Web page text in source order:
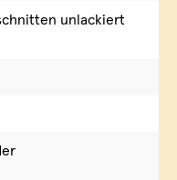
unlackiert